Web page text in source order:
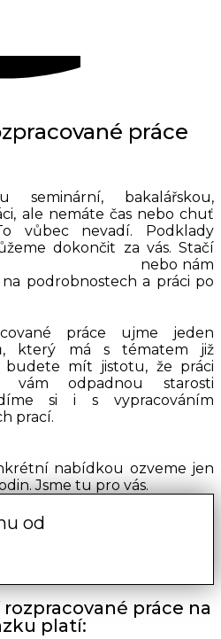
práce
seminární, bakalářskou,
ale nemáte čas nebo chuť
vůbec nevadí. Podklady
dokončit za vás. Stačí
nebo nám
podrobnostech a práci po
práce ujme jeden
který má s tématem již
mít jistotu, že práci
vám odpadnou starosti
si i s vypracováním
prací.
nabídkou ozveme jen
Jsme tu pro vás.
od
práce na
platí: